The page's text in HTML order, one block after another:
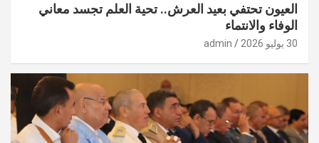
العيون تحتفي بعيد العرش.. تحية العلم تجسد معاني
الوفاء والانتماء
30 يوليو 2026 admin